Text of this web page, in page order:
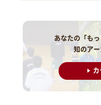
あなたの「も
知のア